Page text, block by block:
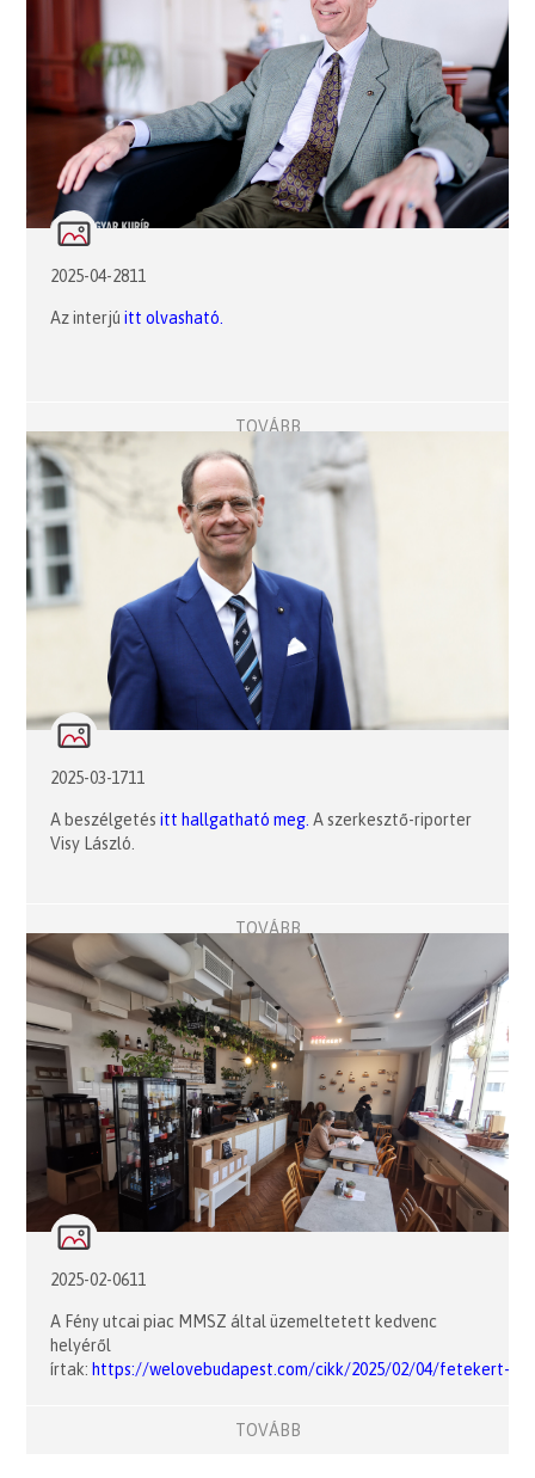
2025-04-2811
Az interjúitt olvasható.
TOVÁBB
2025-03-1711
A beszélgetésitt hallgatható meg. A szerkesztő-riporter
Visy László.
TOVÁBB
2025-02-0611
A Fény utcai piac MMSZ által üzemeltetett kedvenc
helyéről
írtak: https://welovebudapest.com/cikk/2025/02/04/fetekert-
TOVÁBB